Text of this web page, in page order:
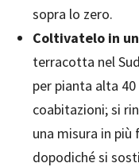
sopra lo zero.
Coltivatelo in
terracotta nel
per pianta alta
coabitazioni; si
una misura in
dopodiché si